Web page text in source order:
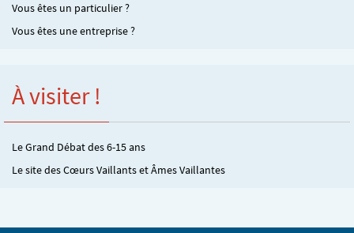
Vous êtes un particulier ?
Vous êtes une entreprise ?
À visiter !
Le Grand Débat des 6-15 ans
Le site des Cœurs Vaillants et Âmes Vaillantes